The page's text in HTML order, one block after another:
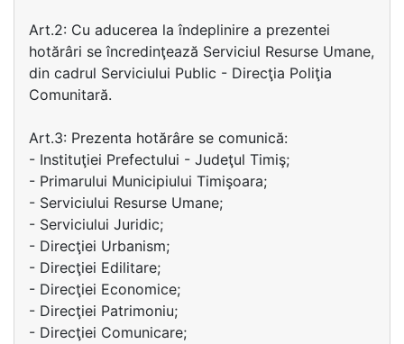
Art.2: Cu aducerea la îndeplinire a prezentei
hotărâri se încredinţează Serviciul Resurse Umane,
din cadrul Serviciului Public - Direcţia Poliţia
Comunitară.
Art.3: Prezenta hotărâre se comunică:
- Instituţiei Prefectului - Judeţul Timiş;
- Primarului Municipiului Timişoara;
- Serviciului Resurse Umane;
- Serviciului Juridic;
- Direcţiei Urbanism;
- Direcţiei Edilitare;
- Direcţiei Economice;
- Direcţiei Patrimoniu;
- Direcţiei Comunicare;